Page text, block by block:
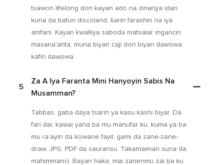
tsawon lifelong don kayan ado na zinariya idan
kuna da batun discoland, ƙarin farashin na iya
amfani. Kayan kwalliya saboda matsalar ingancin
masana'anta, muna biyan caji don biyan dawowa
kafin dawowa.
5
Za A Iya Faranta Mini Hanyoyin Sabis Na
Musamman?
Tabbas, gaba daya tsarin ya kasu kashi biyar. Da
fari dai, kawai yana ba mu manufar ku, kuma ya ba
mu ra'ayin da kowane fayil, gami da zane-zane-
draw, JPG, PDF da sauransu. Takamaiman suna da
mahimmanci. Bayan haka, mai zanenmu zai ba ku